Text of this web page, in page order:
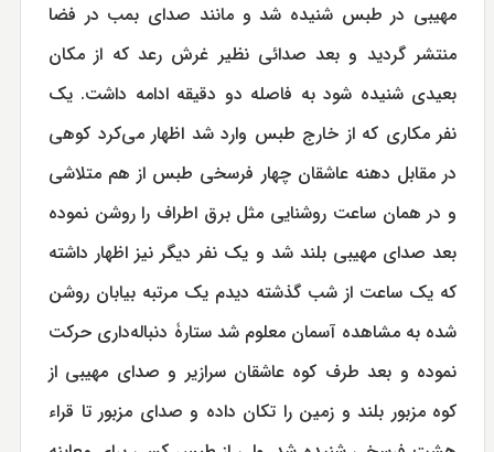
مهیبی در طبس شنیده شد و مانند صدای بمب در فضا
منتشر گردید و بعد صدائی نظیر غرش رعد که از مکان
بعیدی شنیده شود به فاصله دو دقیقه ادامه داشت. يک
نفر مكاری كه از خارج طبس وارد شد اظهار می‌کرد کوهی
در مقابل دهنه عاشقان چهار فرسخی طبس از هم متلاشی
و در همان ساعت روشنایی مثل برق اطراف را روشن نموده
بعد صدای مهیبی بلند شد و يک نفر دیگر نیز اظهار داشته
که یک ساعت از شب گذشته دیدم یک مرتبه بیابان روشن
شده به مشاهده آسمان معلوم شد ستارۀ دنباله‌داری حرکت
نموده و بعد طرف کوه عاشقان سرازیر و صدای مهیبی از
کوه مزبور بلند و زمین را تکان داده و صدای مزبور تا قراء